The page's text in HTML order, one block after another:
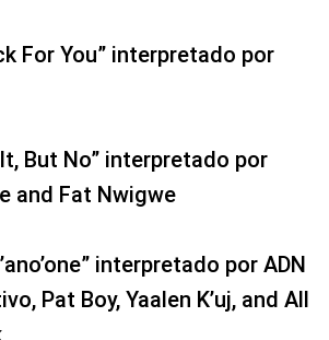
For You” interpretado por
But No” interpretado por
and Fat Nwigwe
interpretado por ADN
Pat Boy, Yaalen K’uj, and All